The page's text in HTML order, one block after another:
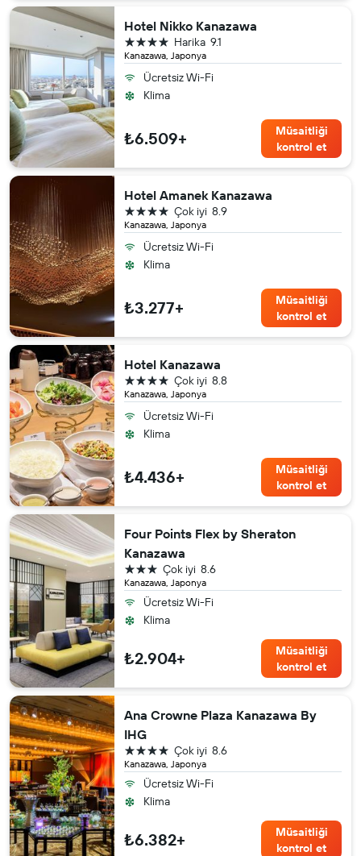
Hotel Nikko Kanazawa
Kanazawa, Japonya
9.1
Harika
4 yıldız
Ücretsiz Wi-Fi
Klima
₺6.509+
Müsaitliği
kontrol et
Hotel Amanek Kanazawa
Kanazawa, Japonya
8.9
Çok iyi
4 yıldız
Ücretsiz Wi-Fi
Klima
₺3.277+
Müsaitliği
kontrol et
Hotel Kanazawa
Kanazawa, Japonya
8.8
Çok iyi
4 yıldız
Ücretsiz Wi-Fi
Klima
₺4.436+
Müsaitliği
kontrol et
Four Points Flex by Sheraton
Kanazawa
Kanazawa, Japonya
8.6
Çok iyi
3 yıldız
Ücretsiz Wi-Fi
Klima
₺2.904+
Müsaitliği
kontrol et
Ana Crowne Plaza Kanazawa By
IHG
Kanazawa, Japonya
8.6
Çok iyi
4 yıldız
Ücretsiz Wi-Fi
Klima
₺6.382+
Müsaitliği
kontrol et